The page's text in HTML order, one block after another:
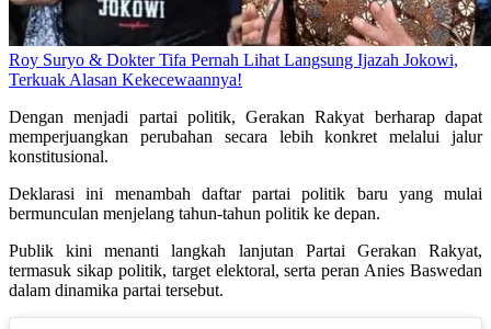
Roy Suryo & Dokter Tifa Pernah Lihat Langsung Ijazah Jokowi,
Terkuak Alasan Kekecewaannya!
Dengan menjadi partai politik, Gerakan Rakyat berharap dapat
memperjuangkan perubahan secara lebih konkret melalui jalur
konstitusional.
Deklarasi ini menambah daftar partai politik baru yang mulai
bermunculan menjelang tahun-tahun politik ke depan.
Publik kini menanti langkah lanjutan Partai Gerakan Rakyat,
termasuk sikap politik, target elektoral, serta peran Anies Baswedan
dalam dinamika partai tersebut.